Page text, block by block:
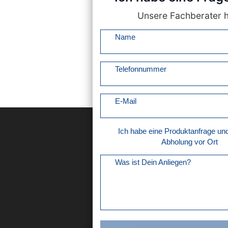
Unsere Fachberater
Name
Telefonnummer
E-Mail
Ich habe eine Produktanfrage
Abholung vor Ort
Was ist Dein Anliegen?